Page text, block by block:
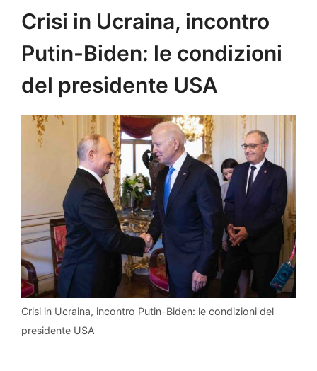
Crisi in Ucraina, incontro
Putin-Biden: le condizioni
del presidente USA
Crisi in Ucraina, incontro Putin-Biden: le condizioni del
presidente USA